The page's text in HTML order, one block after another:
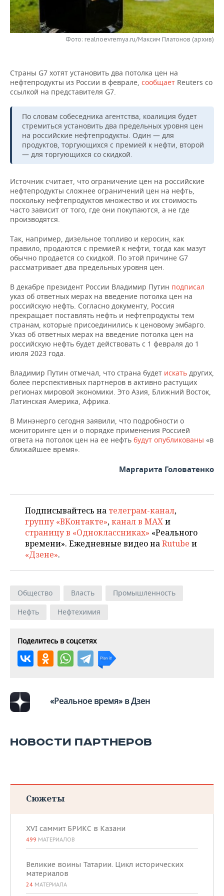
НЕФТЕХИМИЯ
НЕФТЬ
ЭНЕРГЕТИКА
РОЗНИЧНАЯ ТОРГОВЛЯ
НОВОСТИ ТЕХНОЛОГИЙ
ТЕЛЕКОММУНИКАЦИИ
МЕРОПРИЯТИЯ
НОВОСТИ МЕРОПРИЯТИЙ
БИЗНЕС-БРАНЧИ
ОТКРЫТАЯ ЛЕКЦИЯ
ФУТБОЛ
БАСКЕТБОЛ
ВОЛЕЙБОЛ
КИБЕРСПОРТ
ФИГУРНОЕ КАТАНИЕ
ВОДНЫЕ ВИДЫ СПОРТА
ХОККЕЙ С МЯЧОМ
НОВОСТИ ОБЩЕСТВА
ИНФРАСТРУКТУРА
ИСТОРИЯ
КУЛЬТУРА
МЕДИЦИНА
ОБРАЗОВАНИЕ
ПРОИСШЕСТВИЯ
ФОТОГАЛЕРЕЯ
СЮЖЕТЫ
СПРАВОЧНИК
СПИСОК ПЕРСОН
СПИСОК КОМПАНИЙ
ПОЛНАЯ ВЕРСИЯ
Фото: realnoevremya.ru/Максим Платонов (архив)
Страны G7 хотят установить два потолка цен на
нефтепродукты из России в феврале, сообщает Reuters со
ссылкой на представителя G7.
По словам собеседника агентства, коалиция будет
стремиться установить два предельных уровня цен
на российские нефтепродукты. Один — для
продуктов, торгующихся с премией к нефти, второй
— для торгующихся со скидкой.
Источник считает, что ограничение цен на российские
нефтепродукты сложнее ограничений цен на нефть,
поскольку нефтепродуктов множество и их стоимость
часто зависит от того, где они покупаются, а не где
производятся.
Так, например, дизельное топливо и керосин, как
правило, продаются с премией к нефти, тогда как мазут
обычно продается со скидкой. По этой причине G7
рассматривает два предельных уровня цен.
В декабре президент России Владимир Путин подписал
указ об ответных мерах на введение потолка цен на
российскую нефть. Согласно документу, Россия
прекращает поставлять нефть и нефтепродукты тем
странам, которые присоединились к ценовому эмбарго.
Указ об ответных мерах на введение потолка цен на
российскую нефть будет действовать с 1 февраля до 1
июля 2023 года.
Владимир Путин отмечал, что страна будет искать других,
более перспективных партнеров в активно растущих
регионах мировой экономики. Это Азия, Ближний Восток,
Латинская Америка, Африка.
В Минэнерго сегодня заявили, что подробности о
мониторинге цен и о порядке применения Россией
ответа на потолок цен на ее нефть будут опубликованы «в
ближайшее время».
Маргарита Головатенко
Подписывайтесь на телеграм-канал,
группу «ВКонтакте»,канал в MAXи
страницу в «Одноклассниках» «Реального
времени». Ежедневные видео наRutube и
«Дзене».
Общество Власть
Промышленность
Нефть
Нефтехимия
Поделитесь в соцсетях
«Реальное время» в Дзен
НОВОСТИ ПАРТНЕРОВ
Сюжеты
XVI саммит БРИКС в Казани
499 МАТЕРИАЛОВ
Великие воины Татарии. Цикл исторических
материалов
24 МАТЕРИАЛА